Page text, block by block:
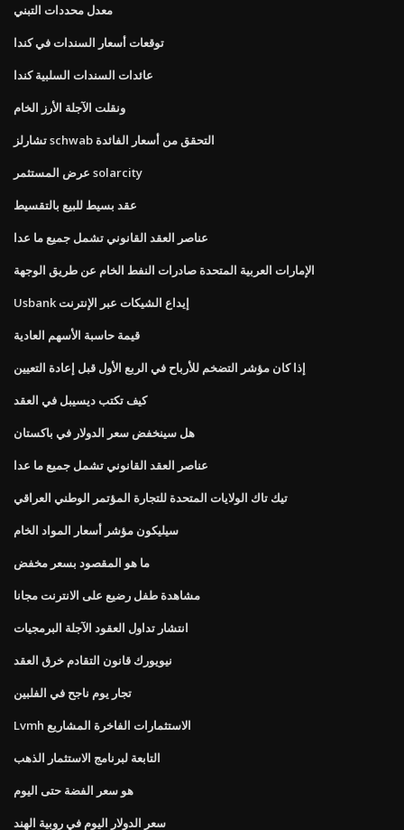
معدل محددات التبني
توقعات أسعار السندات في كندا
عائدات السندات السلبية كندا
ونقلت الآجلة الأرز الخام
تشارلز schwab التحقق من أسعار الفائدة
عرض المستثمر solarcity
عقد بسيط للبيع بالتقسيط
عناصر العقد القانوني تشمل جميع ما عدا
الإمارات العربية المتحدة صادرات النفط الخام عن طريق الوجهة
Usbank إيداع الشيكات عبر الإنترنت
قيمة حاسبة الأسهم العادية
إذا كان مؤشر التضخم للأرباح في الربع الأول قبل إعادة التعيين
كيف تكتب ديسيبل في العقد
هل سينخفض ​​سعر الدولار في باكستان
عناصر العقد القانوني تشمل جميع ما عدا
تيك تاك الولايات المتحدة للتجارة المؤتمر الوطني العراقي
سيليكون مؤشر أسعار المواد الخام
ما هو المقصود بسعر مخفض
مشاهدة طفل رضيع على الانترنت مجانا
انتشار تداول العقود الآجلة البرمجيات
نيويورك قانون التقادم خرق العقد
تجار يوم ناجح في الفلبين
Lvmh الاستثمارات الفاخرة المشاريع
التابعة لبرنامج الاستثمار الذهب
هو سعر الفضة حتى اليوم
سعر الدولار اليوم في روبية الهند